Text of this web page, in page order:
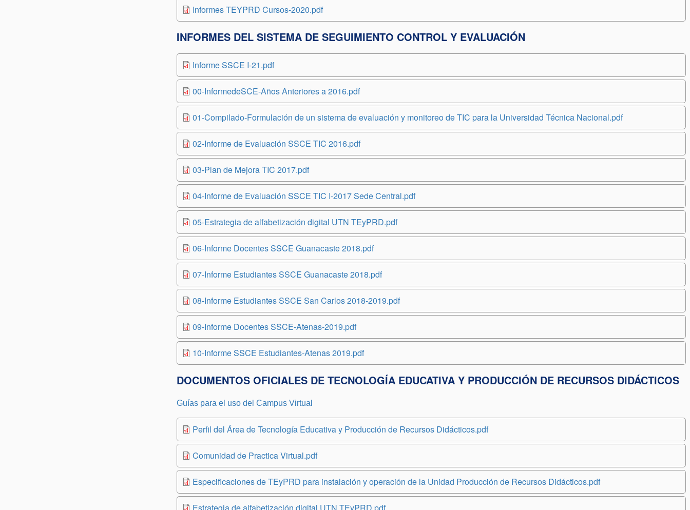
Informes TEYPRD Cursos-2020.pdf
INFORMES DEL SISTEMA DE SEGUIMIENTO CONTROL Y EVALUACIÓN
Informe SSCE I-21.pdf
00-InformedeSCE-Años Anteriores a 2016.pdf
01-Compilado-Formulación de un sistema de evaluación y monitoreo de TIC para la Universidad Técnica Nacional.pdf
02-Informe de Evaluación SSCE TIC 2016.pdf
03-Plan de Mejora TIC 2017.pdf
04-Informe de Evaluación SSCE TIC I-2017 Sede Central.pdf
05-Estrategia de alfabetización digital UTN TEyPRD.pdf
06-Informe Docentes SSCE Guanacaste 2018.pdf
07-Informe Estudiantes SSCE Guanacaste 2018.pdf
08-Informe Estudiantes SSCE San Carlos 2018-2019.pdf
09-Informe Docentes SSCE-Atenas-2019.pdf
10-Informe SSCE Estudiantes-Atenas 2019.pdf
DOCUMENTOS OFICIALES DE TECNOLOGÍA EDUCATIVA Y PRODUCCIÓN DE RECURSOS DIDÁCTICOS
Guías para el uso del Campus Virtual
Perfil del Área de Tecnología Educativa y Producción de Recursos Didácticos.pdf
Comunidad de Practica Virtual.pdf
Especificaciones de TEyPRD para instalación y operación de la Unidad Producción de Recursos Didácticos.pdf